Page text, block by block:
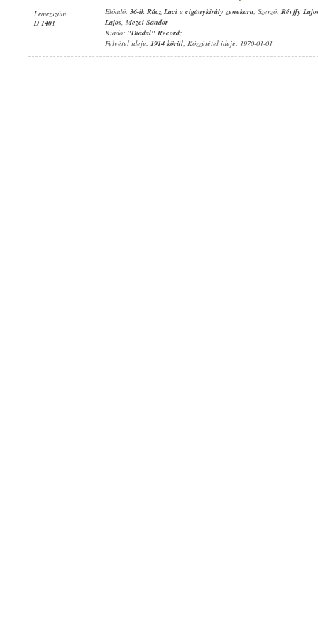
Lemezszám:
D 1401
Előadó: 36-ik Rácz Laci a cigánykirály zenekara; Szerző: Révffy
Lajos, Mezei Sándor
Kiadó: "Diadal" Record;
Felvétel ideje: 1914 körül; Közzététel ideje: 1970-01-01